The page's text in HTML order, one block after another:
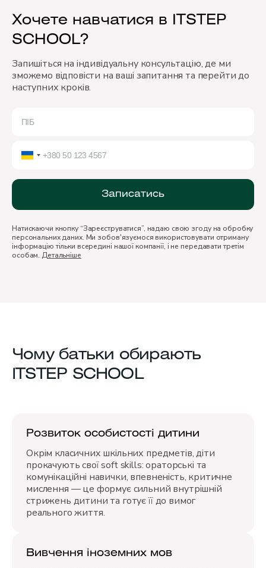
Хочете навчатися в ITSTEP
SCHOOL?
Запишіться на індивідуальну консультацію, де ми
зможемо відповісти на ваші запитання та перейти до
наступних кроків.
Записатись
Натискаючи кнопку “Зареєструватися”, надаю свою згоду на обробку
персональних даних. Ми зобов'язуємося використовувати отриману
інформацію тільки всередині нашої компанії, і не передавати третім
особам. Детальніше
Чому батьки обирають
ITSTEP SCHOOL
Розвиток особистості дитини
Окрім класичних шкільних предметів, діти
прокачують свої soft skills: ораторські та
комунікаційні навички, впевненість, критичне
мислення — це формує сильний внутрішній
стрижень дитини та готує її до вимог
реального життя.
Вивчення іноземних мов